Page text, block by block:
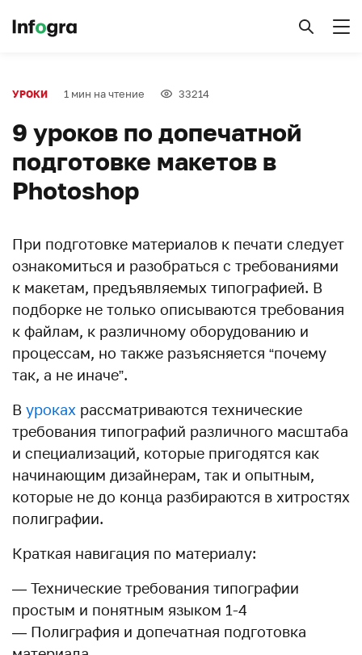
УРОКИ 1 мин на чтение 33214
9 уроков по допечатной
подготовке макетов в
Photoshop
При подготовке материалов к печати следует
ознакомиться и разобраться с требованиями
к макетам, предъявляемых типографией. В
подборке не только описываются требования
к файлам, к различному оборудованию и
процессам, но также разъясняется “почему
так, а не иначе”.
В уроках рассматриваются технические
требования типографий различного масштаба
и специализаций, которые пригодятся как
начинающим дизайнерам, так и опытным,
которые не до конца разбираются в хитростях
полиграфии.
Краткая навигация по материалу:
— Технические требования типографии
простым и понятным языком 1-4
— Полиграфия и допечатная подготовка